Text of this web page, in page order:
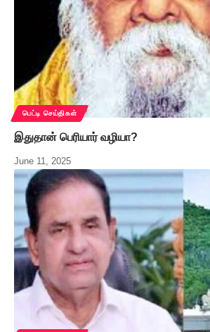
பெட்டி செய்திகள்
இதுதான் பெரியார் வழியா?
June 11, 2025